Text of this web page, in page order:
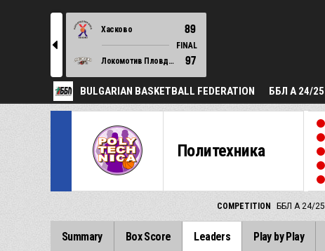
l
Хасково 89
FINAL
Локомотив Пловдив
97
BULGARIAN BASKETBALL FEDERATION ББЛ А 24/25
Политехника
COMPETITION ББЛ А 24/25
Summary Box Score Leaders Play by Play